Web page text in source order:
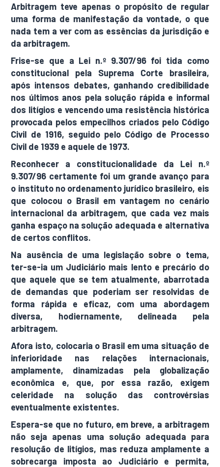
Arbitragem teve apenas o propósito de regular
uma forma de manifestação da vontade, o que
nada tem a ver com as essências da jurisdição e
da arbitragem.
Frise-se que a Lei n.º 9.307/96 foi tida como
constitucional pela Suprema Corte brasileira,
após intensos debates, ganhando credibilidade
nos últimos anos pela solução rápida e informal
dos litígios e vencendo uma resistência histórica
provocada pelos empecilhos criados pelo Código
Civil de 1916, seguido pelo Código de Processo
Civil de 1939 e aquele de 1973.
Reconhecer a constitucionalidade da Lei n.º
9.307/96 certamente foi um grande avanço para
o instituto no ordenamento jurídico brasileiro, eis
que colocou o Brasil em vantagem no cenário
internacional da arbitragem, que cada vez mais
ganha espaço na solução adequada e alternativa
de certos conflitos.
Na ausência de uma legislação sobre o tema,
ter-se-ia um Judiciário mais lento e precário do
que aquele que se tem atualmente, abarrotada
de demandas que poderiam ser resolvidas de
forma rápida e eficaz, com uma abordagem
diversa, hodiernamente, delineada pela
arbitragem.
Afora isto, colocaria o Brasil em uma situação de
inferioridade nas relações internacionais,
amplamente, dinamizadas pela globalização
econômica e, que, por essa razão, exigem
celeridade na solução das controvérsias
eventualmente existentes.
Espera-se que no futuro, em breve, a arbitragem
não seja apenas uma solução adequada para
resolução de litígios, mas reduza amplamente a
sobrecarga imposta ao Judiciário e permita,